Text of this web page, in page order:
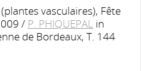
vasculaires), Fête
/ P. PHIQUEPAL in
de Bordeaux, T. 144